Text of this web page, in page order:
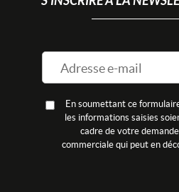
En soumettant ce
les informations saisies
cadre de votre
commerciale qui peut en